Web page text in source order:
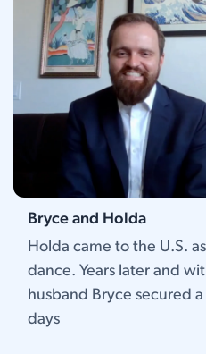
Bryce and Holda
Holda came to the U.S.
dance. Years later and
husband Bryce secured
days